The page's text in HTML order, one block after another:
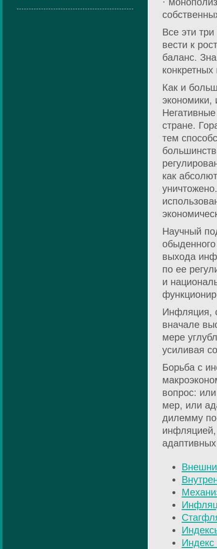
·
Все эти
вести к
баланс.
Как и
экономики,
стране.
тем
как
Научный
выхода
по ее
и
Инфляция,
вначале
мере
усиливая
Борьба с
вопрос:
мер, или
дилемму
инфляцией,
Индекс